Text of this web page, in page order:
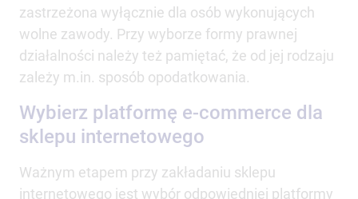
zastrzeżona wyłącznie dla osób wykonujących
wolne zawody. Przy wyborze formy prawnej
działalności należy też pamiętać, że od jej rodzaju
zależy m.in. sposób opodatkowania.
Wybierz platformę e-commerce dla
sklepu internetowego
Ważnym etapem przy zakładaniu sklepu
internetowego jest wybór odpowiedniej platformy